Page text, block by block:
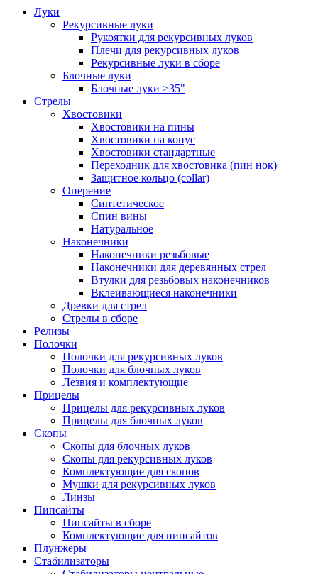
Луки
Рекурсивные луки
Рукоятки для рекурсивных луков
Плечи для рекурсивных луков
Рекурсивные луки в сборе
Блочные луки
Блочные луки >35"
Стрелы
Хвостовики
Хвостовики на пины
Хвостовики на конус
Хвостовики стандартные
Переходник для хвостовика (пин нок)
Защитное кольцо (collar)
Оперение
Синтетическое
Спин вины
Натуральное
Наконечники
Наконечники резьбовые
Наконечники для деревянных стрел
Втулки для резьбовых наконечников
Вклеивающиеся наконечники
Древки для стрел
Стрелы в сборе
Релизы
Полочки
Полочки для рекурсивных луков
Полочки для блочных луков
Лезвия и комплектующие
Прицелы
Прицелы для рекурсивных луков
Прицелы для блочных луков
Скопы
Скопы для блочных луков
Скопы для рекурсивных луков
Комплектующие для скопов
Мушки для рекурсивных луков
Линзы
Пипсайты
Пипсайты в сборе
Комплектующие для пипсайтов
Плунжеры
Стабилизаторы